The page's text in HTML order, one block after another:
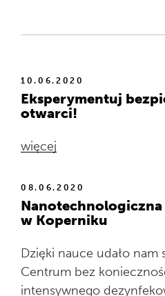
10.06.2020
Eksperymentuj
otwarci!
więcej
08.06.2020
w Koperniku
Dzięki nauce udało nam
Centrum bez
intensywnego